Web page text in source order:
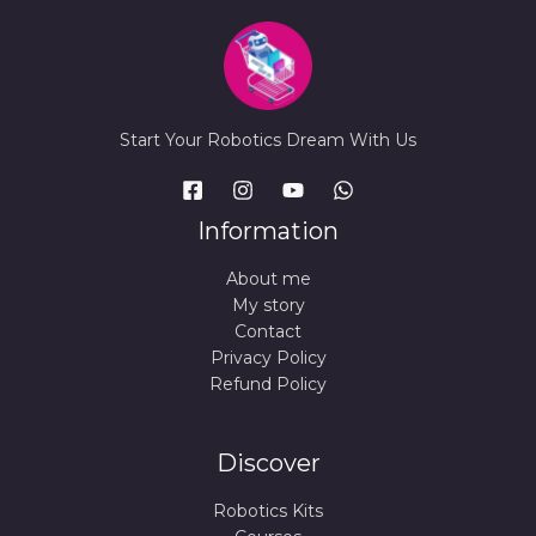
Start Your Robotics Dream With Us
Information
About me
My story
Contact
Privacy Policy
Refund Policy
Discover
Robotics Kits